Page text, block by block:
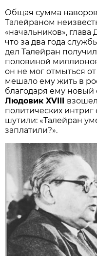
Общая сумма
Талейраном
«начальников»,
что за два года
дел Талейран получил
половиной
он не мог отмыться
мешало ему жить в
благодаря ему новый
Людовик XVIII
политических
шутили: «Талейран
заплатили?».